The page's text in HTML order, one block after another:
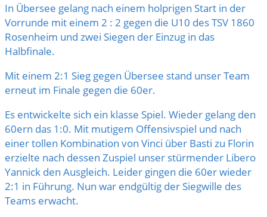
In Übersee gelang nach einem holprigen Start in der
Vorrunde mit einem 2 : 2 gegen die U10 des TSV 1860
Rosenheim und zwei Siegen der Einzug in das
Halbfinale.
Mit einem 2:1 Sieg gegen Übersee stand unser Team
erneut im Finale gegen die 60er.
Es entwickelte sich ein klasse Spiel. Wieder gelang den
60ern das 1:0. Mit mutigem Offensivspiel und nach
einer tollen Kombination von Vinci über Basti zu Florin
erzielte nach dessen Zuspiel unser stürmender Libero
Yannick den Ausgleich. Leider gingen die 60er wieder
2:1 in Führung. Nun war endgültig der Siegwille des
Teams erwacht.